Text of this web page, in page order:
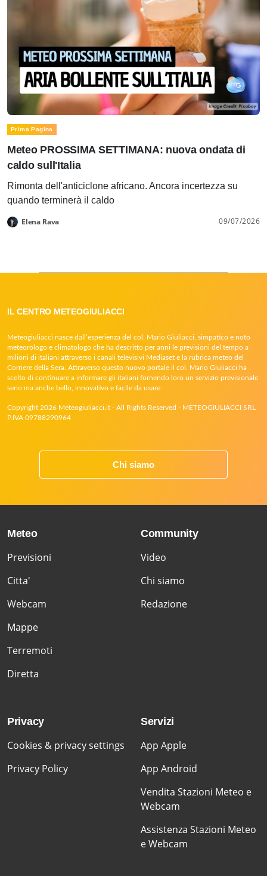
Prima Pagina
Meteo PROSSIMA SETTIMANA: nuova ondata di
caldo sull'Italia
Rimonta dell'anticiclone africano. Ancora incertezza su
quando terminerà il caldo
Elena Rava 09/07/2026
IL CENTRO METEOGIULIACCI
Meteogiuliacci nasce dall’esperienza del col. Mario Giuliacci, simpatico e noto
meteorologo e climatologo che ha descritto per anni le previsioni del tempo a
milioni di italiani attraverso i canali televisivi Mediaset e la rubrica meteo del
Corriere della Sera. Attraverso questo nuovo portale il col. Mario Giuliacci ha
scelto di continuare a informare gli italiani fornendo loro un servizio previsionale
serio ma anche bello, innovativo e facile da usare.
Copyright 2026 Meteogiuliacci.it - All Rights Reserved - METEOGIULIACCI SRL
P.IVA 09788290964
Chi siamo
Meteo
Previsioni
Citta'
Webcam
Mappe
Terremoti
Diretta
Community
Video
Chi siamo
Redazione
Privacy
Cookies & privacy settings
Privacy Policy
Servizi
App Apple
App Android
Vendita Stazioni Meteo e
Webcam
Assistenza Stazioni Meteo
e Webcam